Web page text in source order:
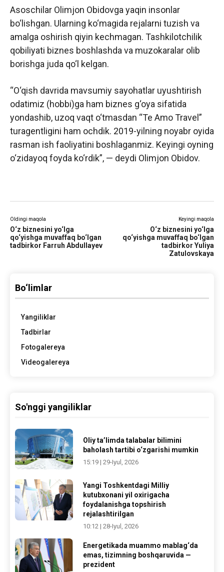
Asoschilar Olimjon Obidovga yaqin insonlar
bo‘lishgan. Ularning ko‘magida rejalarni tuzish va
amalga oshirish qiyin kechmagan. Tashkilotchilik
qobiliyati biznes boshlashda va muzokaralar olib
borishga juda qo‘l kelgan.
“O‘qish davrida mavsumiy sayohatlar uyushtirish
odatimiz (hobbi)ga ham biznes g‘oya sifatida
yondashib, uzoq vaqt o‘tmasdan “Te Amo Travel”
turagentligini ham ochdik. 2019-yilning noyabr oyida
rasman ish faoliyatini boshlaganmiz. Keyingi oyning
o‘zidayoq foyda ko‘rdik”, — deydi Olimjon Obidov.
Oldingi maqola
O‘z biznesini yo‘lga
qo‘yishga muvaffaq bo‘lgan
tadbirkor Farruh Abdullayev
Keyingi maqola
O‘z biznesini yo‘lga
qo‘yishga muvaffaq bo‘lgan
tadbirkor Yuliya
Zatulovskaya
Bo‘limlar
Yangiliklar
Tadbirlar
Fotogalereya
Videogalereya
So'nggi yangiliklar
Oliy ta’limda talabalar bilimini
baholash tartibi o‘zgarishi mumkin
15:19 | 29-Iyul, 2026
Yangi Toshkentdagi Milliy
kutubxonani yil oxirigacha
foydalanishga topshirish
rejalashtirilgan
10:12 | 28-Iyul, 2026
Energetikada muammo mablag‘da
emas, tizimning boshqaruvida —
prezident